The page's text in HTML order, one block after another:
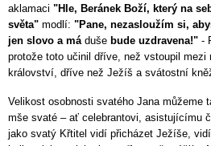
aklamaci "Hle, Beránek Boží, který na
světa" modlí: "Pane, nezasloužím si,
jen slovo a má duše bude uzdravena!" -
protože toto učinil dříve, než vstoupil mezi
království, dříve než Ježíš a svátostní
Velikost osobnosti svatého Jana můžeme
mše svaté – ať celebrantovi, asistujícímu
jako svatý Křtitel vidí přicházet Ježíše,